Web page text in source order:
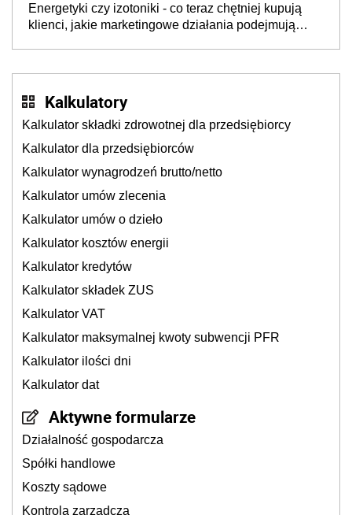
Energetyki czy izotoniki - co teraz chętniej kupują
klienci, jakie marketingowe działania podejmują
Kalkulatory
Kalkulator składki zdrowotnej dla przedsiębiorcy
Kalkulator dla przedsiębiorców
Kalkulator wynagrodzeń brutto/netto
Kalkulator umów zlecenia
Kalkulator umów o dzieło
Kalkulator kosztów energii
Kalkulator kredytów
Kalkulator składek ZUS
Kalkulator VAT
Kalkulator maksymalnej kwoty subwencji PFR
Kalkulator ilości dni
Kalkulator dat
Aktywne formularze
Działalność gospodarcza
Spółki handlowe
Koszty sądowe
Kontrola zarządcza